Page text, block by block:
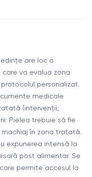
în estetică, cât
tisulară
post-
RF monopolar
pentru față, corp,
are loc o
va evalua zona
personalizat.
medicale
(intervenții,
Pielea trebuie să fie
machiaj în zona tratată.
expunerea intensă la
post alimentar. Se
permite accesul la